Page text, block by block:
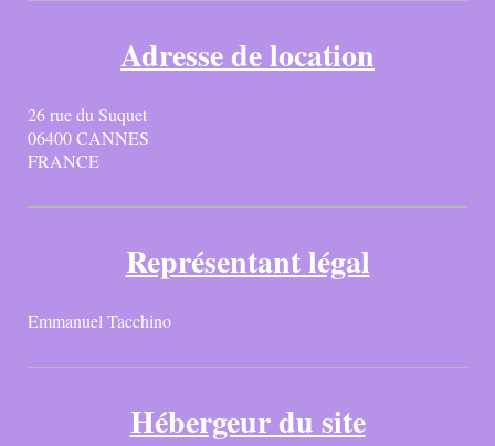
Adresse de location
26 rue du Suquet
06400 CANNES
FRANCE
Représentant légal
EmmanuelTacchino
Hébergeur du site